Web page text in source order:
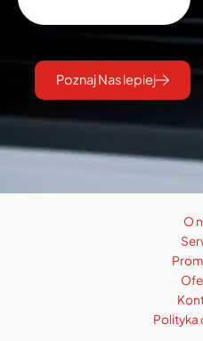
Poznaj Nas lepiej
O
Polityka